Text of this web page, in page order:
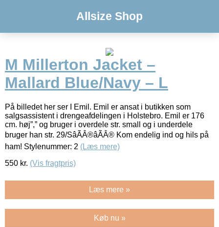
Allsize Shop
M Millerton Jacket –
Mallard Blue/Navy – L
På billedet her ser I Emil. Emil er ansat i butikken som
salgsassistent i drengeafdelingen i Holstebro. Emil er 176
cm. høj”,” og bruger i overdele str. small og i underdele
bruger han str. 29/SâÃÂ®âÃÂ® Kom endelig ind og hils på
ham! Stylenummer: 2 (Læs mere)
550 kr. (Vis fragtpris)
Læs mere »
Køb nu »